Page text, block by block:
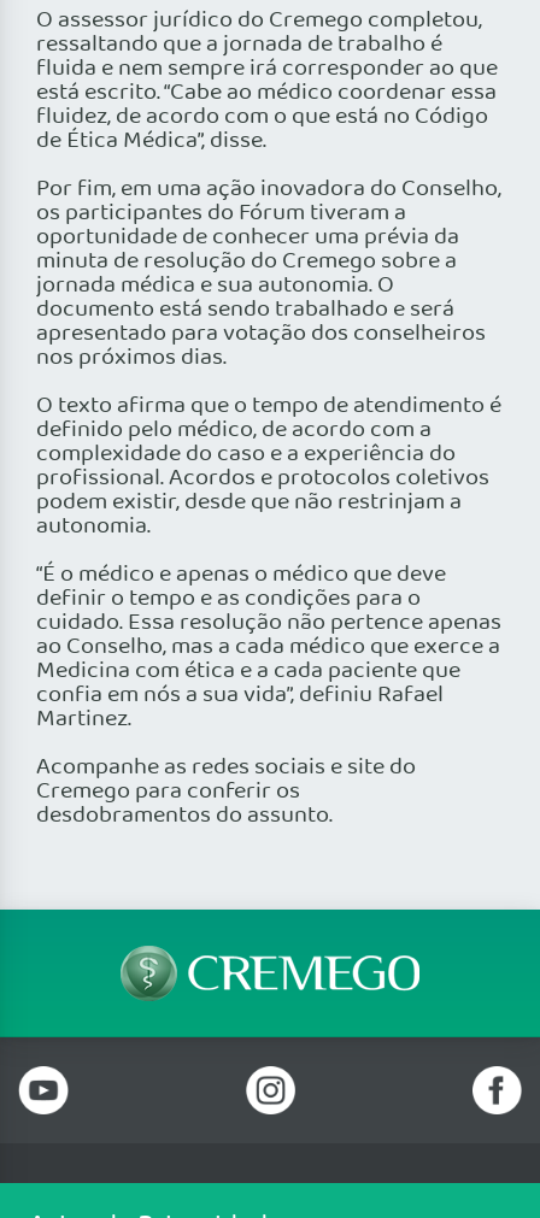
O assessor jurídico do Cremego completou,
ressaltando que a jornada de trabalho é
fluida e nem sempre irá corresponder ao que
está escrito. “Cabe ao médico coordenar essa
fluidez, de acordo com o que está no Código
de Ética Médica”, disse.
Por fim, em uma ação inovadora do Conselho,
os participantes do Fórum tiveram a
oportunidade de conhecer uma prévia da
minuta de resolução do Cremego sobre a
jornada médica e sua autonomia. O
documento está sendo trabalhado e será
apresentado para votação dos conselheiros
nos próximos dias.
O texto afirma que o tempo de atendimento é
definido pelo médico, de acordo com a
complexidade do caso e a experiência do
profissional. Acordos e protocolos coletivos
podem existir, desde que não restrinjam a
autonomia.
“É o médico e apenas o médico que deve
definir o tempo e as condições para o
cuidado. Essa resolução não pertence apenas
ao Conselho, mas a cada médico que exerce a
Medicina com ética e a cada paciente que
confia em nós a sua vida”, definiu Rafael
Martinez.
Acompanhe as redes sociais e site do
Cremego para conferir os
desdobramentos do assunto.
Telefone: (62) 3250 4900